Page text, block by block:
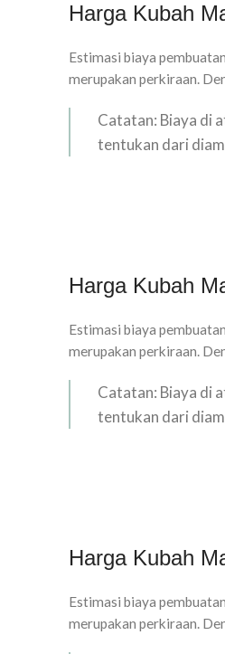
Harga Kubah
Estimasi biaya
merupakan perkiraan.
Catatan: Biaya di
tentukan dari
Harga Kubah
Estimasi biaya
merupakan perkiraan.
Catatan: Biaya di
tentukan dari
Harga Kubah
Estimasi biaya
merupakan perkiraan.